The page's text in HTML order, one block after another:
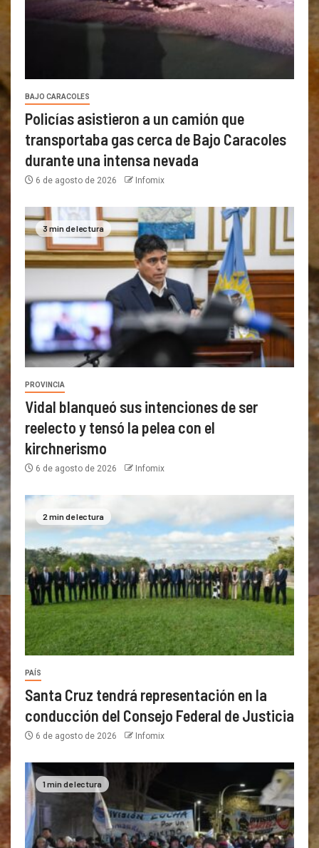
BAJO CARACOLES
Policías asistieron a un camión que
transportaba gas cerca de Bajo Caracoles
durante una intensa nevada
6 de agosto de 2026 Infomix
3 min de lectura
PROVINCIA
Vidal blanqueó sus intenciones de ser
reelecto y tensó la pelea con el
kirchnerismo
6 de agosto de 2026 Infomix
2 min de lectura
PAÍS
Santa Cruz tendrá representación en la
conducción del Consejo Federal de Justicia
6 de agosto de 2026 Infomix
1 min de lectura